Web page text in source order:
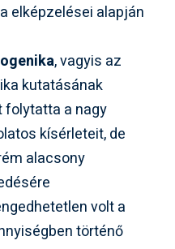
elképzelései alapján
, vagyis az
kutatásának
folytatta a nagy
kísérleteit, de
alacsony
volt a
történő